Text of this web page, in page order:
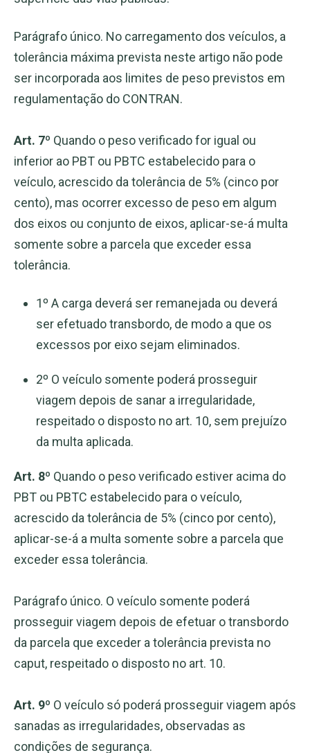
Parágrafo único. No carregamento dos veículos, a
tolerância máxima prevista neste artigo não pode
ser incorporada aos limites de peso previstos em
regulamentação do CONTRAN.
Art. 7º Quando o peso verificado for igual ou
inferior ao PBT ou PBTC estabelecido para o
veículo, acrescido da tolerância de 5% (cinco por
cento), mas ocorrer excesso de peso em algum
dos eixos ou conjunto de eixos, aplicar-se-á multa
somente sobre a parcela que exceder essa
tolerância.
1º A carga deverá ser remanejada ou deverá
ser efetuado transbordo, de modo a que os
excessos por eixo sejam eliminados.
2º O veículo somente poderá prosseguir
viagem depois de sanar a irregularidade,
respeitado o disposto no art. 10, sem prejuízo
da multa aplicada.
Art. 8º Quando o peso verificado estiver acima do
PBT ou PBTC estabelecido para o veículo,
acrescido da tolerância de 5% (cinco por cento),
aplicar-se-á a multa somente sobre a parcela que
exceder essa tolerância.
Parágrafo único. O veículo somente poderá
prosseguir viagem depois de efetuar o transbordo
da parcela que exceder a tolerância prevista no
caput, respeitado o disposto no art. 10.
Art. 9º O veículo só poderá prosseguir viagem após
sanadas as irregularidades, observadas as
condições de segurança.